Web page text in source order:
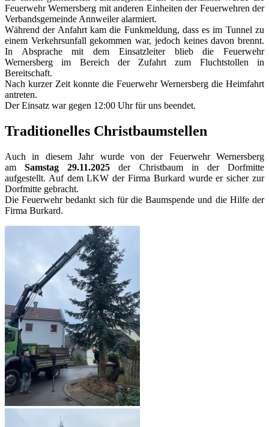
Feuerwehr Wernersberg mit anderen Einheiten der Feuerwehren der
Verbandsgemeinde Annweiler alarmiert.
Während der Anfahrt kam die Funkmeldung, dass es im Tunnel zu
einem Verkehrsunfall gekommen war, jedoch keines davon brennt.
In Absprache mit dem Einsatzleiter blieb die Feuerwehr
Wernersberg im Bereich der Zufahrt zum Fluchtstollen in
Bereitschaft.
Nach kurzer Zeit konnte die Feuerwehr Wernersberg die Heimfahrt
antreten.
Der Einsatz war gegen 12:00 Uhr für uns beendet.
Traditionelles Christbaumstellen
Auch in diesem Jahr wurde von der Feuerwehr Wernersberg
amSamstag 29.11.2025der Christbaum in der Dorfmitte
aufgestellt. Auf dem LKW der Firma Burkard wurde er sicher zur
Dorfmitte gebracht.
Die Feuerwehr bedankt sich für die Baumspende und die Hilfe der
Firma Burkard.